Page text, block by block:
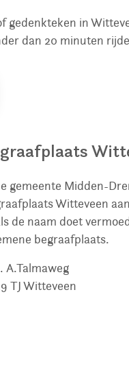
in
dan 20 minuten
gemeente Midden-
Witteveen
de naam doet
begraafplaats.
A.Talmaweg
TJWitteveen